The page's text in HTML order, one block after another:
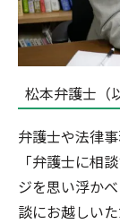
松本弁護士（
弁護士や法律
「弁護士に相
ジを思い浮か
談にお越しい